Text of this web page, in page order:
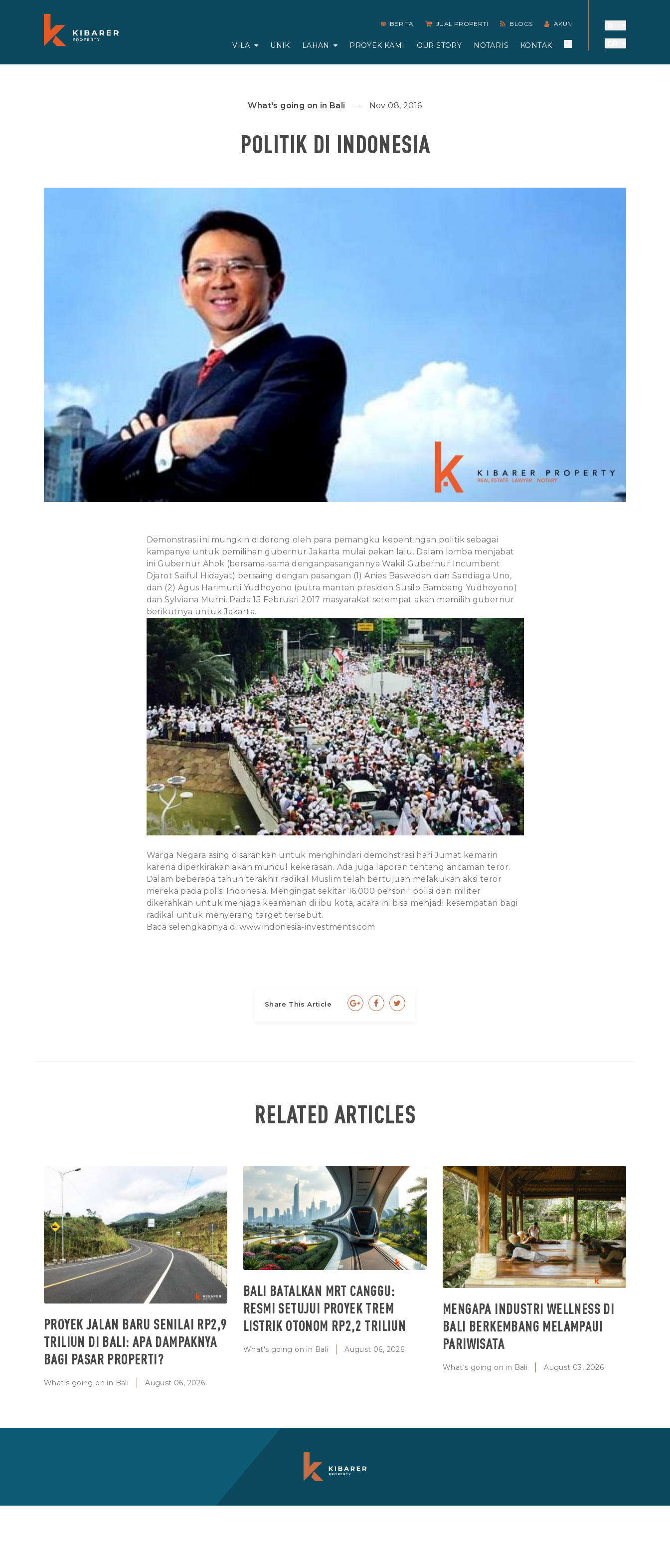
BERITA JUAL PROPERTI BLOGS AKUN
VILA UNIK LAHAN PROYEK KAMI OUR STORY NOTARIS KONTAK
What's going on in Bali Nov 08, 2016
POLITIK DI INDONESIA
Demonstrasi ini mungkin didorong oleh para pemangku kepentingan politik sebagai
kampanye untuk pemilihan gubernur Jakarta mulai pekan lalu. Dalam lomba menjabat
ini Gubernur Ahok (bersama-sama denganpasangannya Wakil Gubernur Incumbent
Djarot Saiful Hidayat) bersaing dengan pasangan (1) Anies Baswedan dan Sandiaga Uno,
dan (2) Agus Harimurti Yudhoyono (putra mantan presiden Susilo Bambang Yudhoyono)
dan Sylviana Murni. Pada 15 Februari 2017 masyarakat setempat akan memilih gubernur
berikutnya untuk Jakarta.
Warga Negara asing disarankan untuk menghindari demonstrasi hari Jumat kemarin
karena diperkirakan akan muncul kekerasan. Ada juga laporan tentang ancaman teror.
Dalam beberapa tahun terakhir radikal Muslim telah bertujuan melakukan aksi teror
mereka pada polisi Indonesia. Mengingat sekitar 16.000 personil polisi dan militer
dikerahkan untuk menjaga keamanan di ibu kota, acara ini bisa menjadi kesempatan bagi
radikal untuk menyerang target tersebut.
Baca selengkapnya di www.indonesia-investments.com
Share This Article
RELATED ARTICLES
PROYEK JALAN BARU SENILAI RP2,9
TRILIUN DI BALI: APA DAMPAKNYA
BAGI PASAR PROPERTI?
What's going on in Bali August 06, 2026
BALI BATALKAN MRT CANGGU:
RESMI SETUJUI PROYEK TREM
LISTRIK OTONOM RP2,2 TRILIUN
What's going on in Bali August 06, 2026
MENGAPA INDUSTRI WELLNESS DI
BALI BERKEMBANG MELAMPAUI
PARIWISATA
What's going on in Bali August 03, 2026